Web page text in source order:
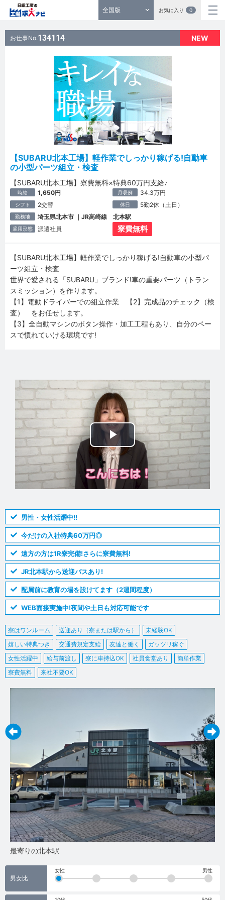
全国版 お気に入り 0
NEW
お仕事No.134114
【SUBARU北本工場】軽作業でしっかり稼げる!自動車
の小型パーツ組立・検査
【SUBARU北本工場】寮費無料×特典60万円支給♪
時給 1,650円 月収例 34.3万円
シフト 2交替 休日 5勤2休（土日）
勤務地 埼玉県北本市 ｜JR高崎線 北本駅
雇用形態 派遣社員 寮費無料
【SUBARU北本工場】軽作業でしっかり稼げる!自動車の小型パ
ーツ組立・検査
世界で愛される「SUBARU」ブランド!車の重要パーツ（トラン
スミッション）を作ります。
【1】電動ドライバーでの組立作業 【2】完成品のチェック（検
査） をお任せします。
【3】全自動マシンのボタン操作・加工工程もあり、自分のペー
スで慣れていける環境です!
男性・女性活躍中!!
今だけの入社特典60万円◎
遠方の方は1R寮完備!さらに寮費無料!
JR北本駅から送迎バスあり!
配属前に教育の場を設けてます（2週間程度）
WEB面接実施中!夜間や土日も対応可能です
寮はワンルーム 送迎あり（寮または駅から）
未経験OK
嬉しい特典つき
交通費規定支給 友達と働く
ガッツリ稼ぐ
女性活躍中
給与前渡し 寮に車持込OK 社員食堂あり
簡単作業
寮費無料
来社不要OK
最寄りの北本駅
男女比
女性 男性